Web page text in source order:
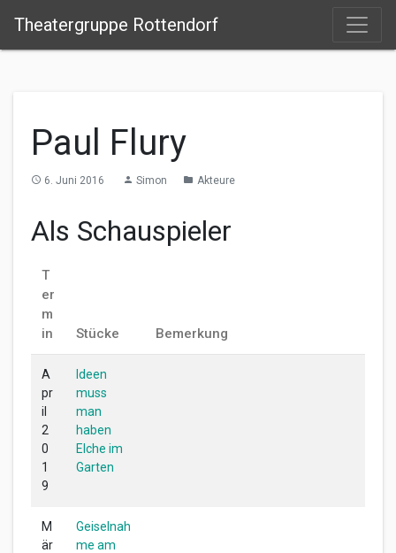
Theatergruppe Rottendorf
Paul Flury
access_time 6. Juni 2016 person Simon folder Akteure
Als Schauspieler
T
er
m
in
Stücke Bemerkung
A
pr
il
2
0
1
9
Ideen
muss
man
haben
Elche im
Garten
M
är
Geiselnah
me am